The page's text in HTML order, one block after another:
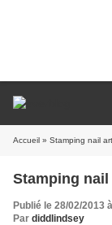
Accueil » Stamping nail
Stamping
Publié le 28/02/2013
Par diddlindsey